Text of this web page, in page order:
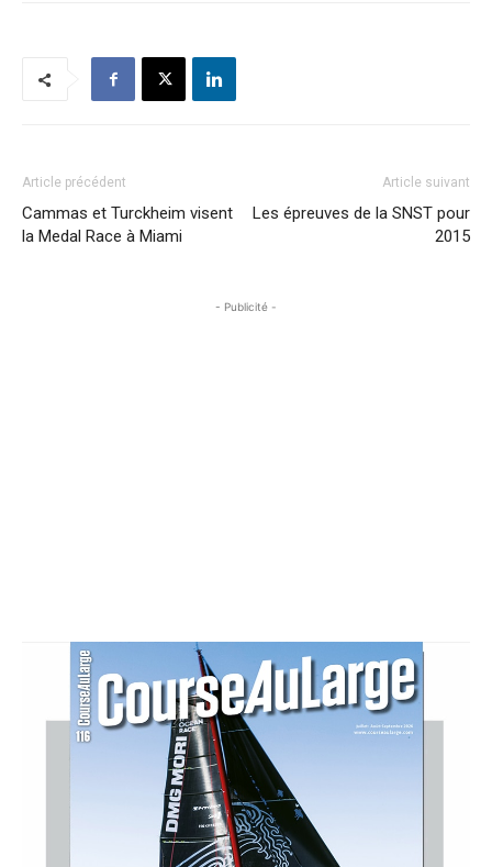
Article précédent
Cammas et Turckheim visent
la Medal Race à Miami
Article suivant
Les épreuves de la SNST pour
2015
- Publicité -